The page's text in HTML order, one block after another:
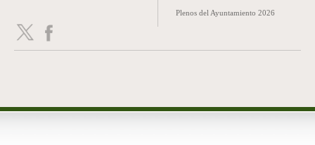
Plenos del Ayuntamiento 2026